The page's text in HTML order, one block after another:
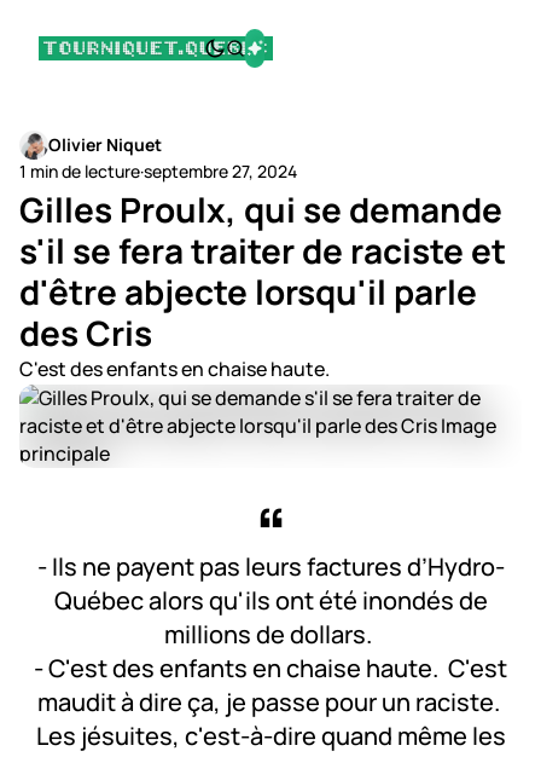
Olivier Niquet
1 min de lecture·septembre 27, 2024
Gilles Proulx, qui se demande
s'il se fera traiter de raciste et
d'être abjecte lorsqu'il parle
des Cris
C'est des enfants en chaise haute.
- Ils ne payent pas leurs factures d’Hydro-
Québec alors qu'ils ont été inondés de
millions de dollars.
- C'est des enfants en chaise haute. C'est
maudit à dire ça, je passe pour un raciste.
Les jésuites, c'est-à-dire quand même les